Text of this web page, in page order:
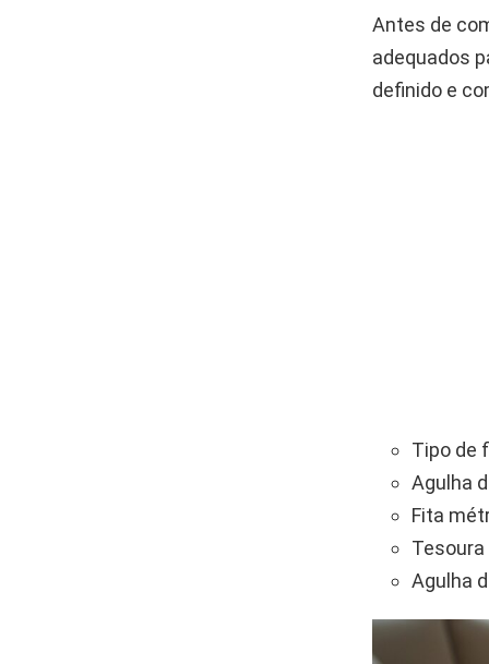
Antes de
adequados
definido e
Tipo de
Agulha
Fita
Agulha